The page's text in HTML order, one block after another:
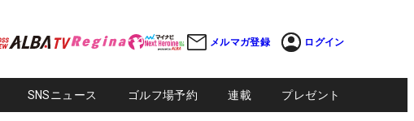
メルマガ登録 ログイン
SNSニュース ゴルフ場予約 連載 プレゼント